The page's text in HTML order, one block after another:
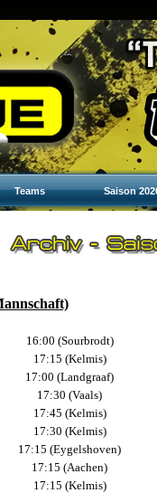
Teams Saison
16:00 (Sourbrodt)
17:15 (Kelmis)
17:00 (Landgraaf)
17:30 (Vaals)
17:45 (Kelmis)
17:30 (Kelmis)
17:15 (Eygelshoven)
17:15 (Aachen)
17:15 (Kelmis)